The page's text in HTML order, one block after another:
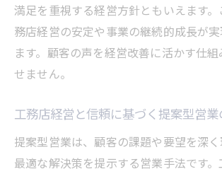
満足を重視する経営方針ともいえます
務店経営の安定や事業の継続的成長が
ます。顧客の声を経営改善に活かす仕
せません。
工務店経営と信頼に基づく提案型営
提案型営業は、顧客の課題や要望を深
最適な解決策を提示する営業手法です